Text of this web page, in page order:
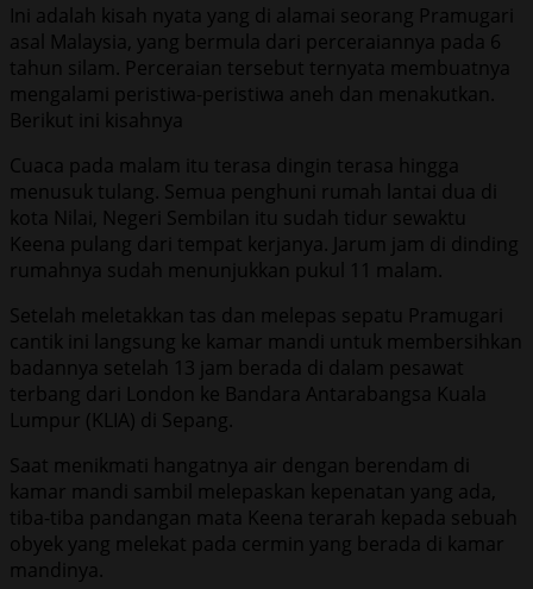
Ini adalah kisah nyata yang di alamai seorang Pramugari
asal Malaysia, yang bermula dari perceraiannya pada 6
tahun silam. Perceraian tersebut ternyata membuatnya
mengalami peristiwa-peristiwa aneh dan menakutkan.
Berikut ini kisahnya
Cuaca pada malam itu terasa dingin terasa hingga
menusuk tulang. Semua penghuni rumah lantai dua di
kota Nilai, Negeri Sembilan itu sudah tidur sewaktu
Keena pulang dari tempat kerjanya. Jarum jam di dinding
rumahnya sudah menunjukkan pukul 11 malam.
Setelah meletakkan tas dan melepas sepatu Pramugari
cantik ini langsung ke kamar mandi untuk membersihkan
badannya setelah 13 jam berada di dalam pesawat
terbang dari London ke Bandara Antarabangsa Kuala
Lumpur (KLIA) di Sepang.
Saat menikmati hangatnya air dengan berendam di
kamar mandi sambil melepaskan kepenatan yang ada,
tiba-tiba pandangan mata Keena terarah kepada sebuah
obyek yang melekat pada cermin yang berada di kamar
mandinya.